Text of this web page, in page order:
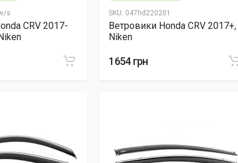
s
CRV 2017-
SKU: 047hd220201
Ветровики Honda CRV 2017+,
Niken
1654 грн